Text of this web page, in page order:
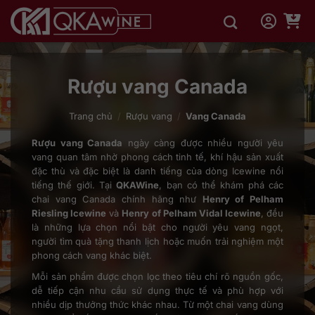
qua
dung
Rượu vang Canada
Trang chủ / Rượu vang / Vang Canada
Rượu vang Canada ngày càng được nhiều người yêu
vang quan tâm nhờ phong cách tinh tế, khí hậu sản xuất
đặc thù và đặc biệt là danh tiếng của dòng Icewine nổi
tiếng thế giới. TạiQKAWine, bạn có thể khám phá các
chai vang Canada chính hãng như Henry of Pelham
Riesling Icewine và Henry of Pelham Vidal Icewine, đều
là những lựa chọn nổi bật cho người yêu vang ngọt,
người tìm quà tặng thanh lịch hoặc muốn trải nghiệm một
phong cách vang khác biệt.
Mỗi sản phẩm được chọn lọc theo tiêu chí rõ nguồn gốc,
dễ tiếp cận nhu cầu sử dụng thực tế và phù hợp với
nhiều dịp thưởng thức khác nhau. Từ một chai vang dùng